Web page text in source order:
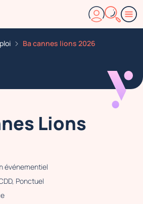
Ba cannes lions 2026
Lions
événementiel
Ponctuel